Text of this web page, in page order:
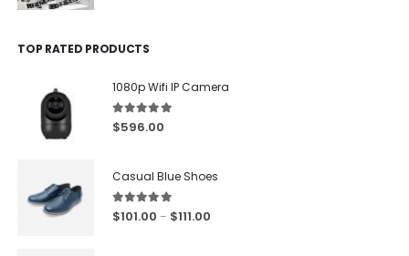
TOP RATED PRODUCTS
1080p Wifi IP Camera
5.00out of 5
$596.00
Casual Blue Shoes
5.00 out of 5
$101.00 – $111.00